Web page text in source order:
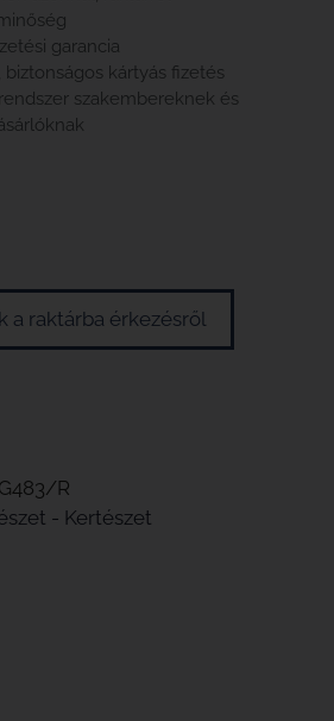
garancia
biztonságos kártyás fizetés
szakembereknek és
a raktárba érkezésről
R
- Kertészet